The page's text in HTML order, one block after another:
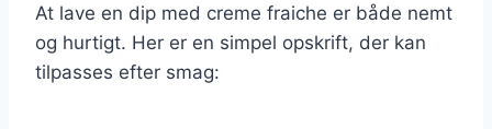
At lave en dip med creme fraiche er både nemt
og hurtigt. Her er en simpel opskrift, der kan
tilpasses efter smag: